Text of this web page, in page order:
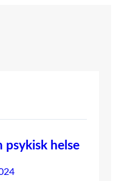
psykisk helse